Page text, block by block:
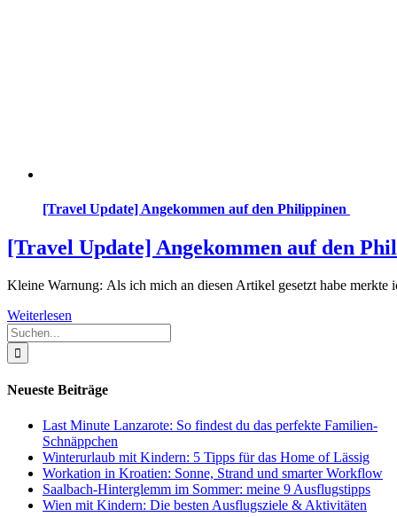
[Travel Update] Angekommen auf den Philippinen
[Travel Update] Angekommen auf den
Kleine Warnung: Als ich mich an diesen Artikel gesetzt habe merkte
Weiterlesen
Suche
nach:
Neueste Beiträge
Last Minute Lanzarote: So findest du das perfekte Familien-
Schnäppchen
Winterurlaub mit Kindern: 5 Tipps für das Home of Lässig
Workation in Kroatien: Sonne, Strand und smarter Workflow
Saalbach-Hinterglemm im Sommer: meine 9 Ausflugstipps
Wien mit Kindern: Die besten Ausflugsziele & Aktivitäten